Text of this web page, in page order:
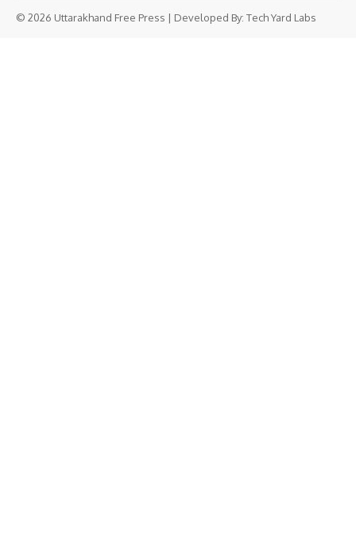
© 2026 Uttarakhand Free Press | Developed By: Tech Yard Labs